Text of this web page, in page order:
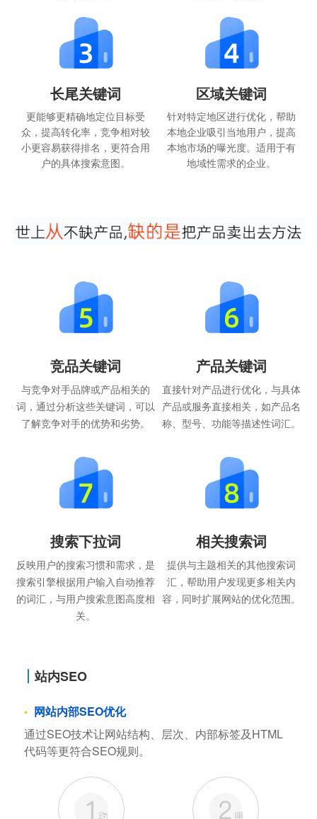
长尾关键词
更能够更精确地定位目标受
众，提高转化率，竞争相对较
小更容易获得排名，更符合用
户的具体搜索意图。
区域关键词
针对特定地区进行优化，帮助
本地企业吸引当地用户，提高
本地市场的曝光度。适用于有
地域性需求的企业。
竞品关键词
与竞争对手品牌或产品相关的
词，通过分析这些关键词，可以
了解竞争对手的优势和劣势。
产品关键词
直接针对产品进行优化，与具体
产品或服务直接相关，如产品名
称、型号、功能等描述性词汇。
搜索下拉词
反映用户的搜索习惯和需求，是
搜索引擎根据用户输入自动推荐
的词汇，与用户搜索意图高度相
关。
相关搜索词
提供与主题相关的其他搜索词
汇，帮助用户发现更多相关内
容，同时扩展网站的优化范围。
站内SEO
网站内部SEO优化
通过SEO技术让网站结构、层次、内部标签及HTML
代码等更符合SEO规则。